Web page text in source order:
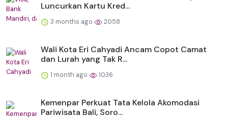
Luncurkan Kartu Kred...
3 months ago 2058
Wali Kota Eri Cahyadi Ancam Copot Camat
dan Lurah yang Tak R...
1 month ago 1036
Kemenpar Perkuat Tata Kelola Akomodasi
Pariwisata Bali, Soro...